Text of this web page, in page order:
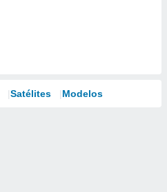
Satélites Modelos